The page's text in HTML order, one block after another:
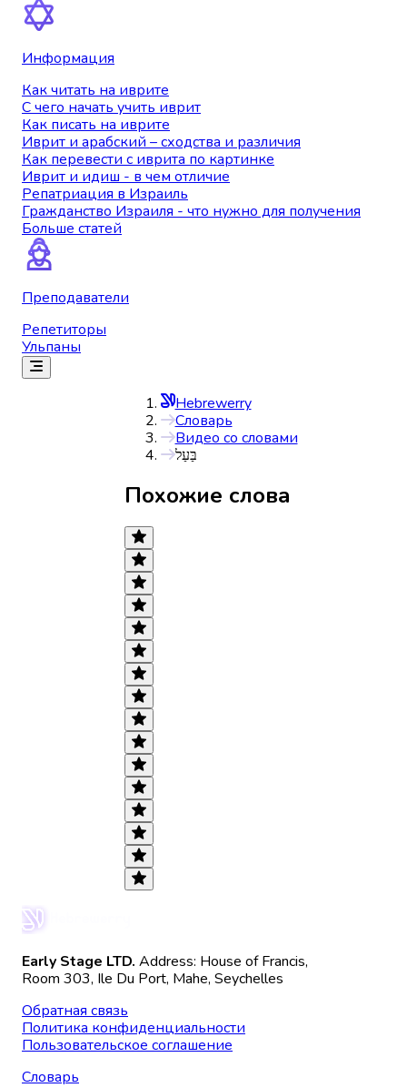
Информация
Как читать на иврите
С чего начать учить иврит
Как писать на иврите
Иврит и арабский – сходства и различия
Как перевести с иврита по картинке
Иврит и идиш - в чем отличие
Репатриация в Израиль
Гражданство Израиля - что нужно для получения
Больше статей
Преподаватели
Репетиторы
Ульпаны
Hebrewerry
Словарь
Видео со словами
בַּעַל
Похожие слова
Early Stage LTD. Address: House of Francis,
Room 303, Ile Du Port, Mahe, Seychelles
Обратная связь
Политика конфиденциальности
Пользовательское соглашение
Словарь